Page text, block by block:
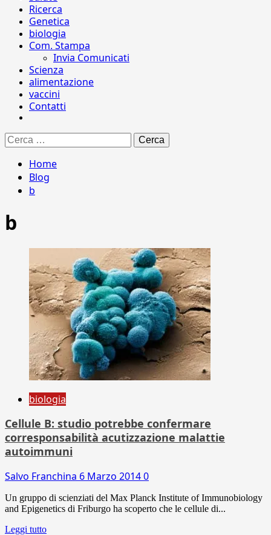
Ricerca
Genetica
biologia
Com. Stampa
Invia Comunicati
Scienza
alimentazione
vaccini
Contatti
Ricerca
per:
Home
Blog
b
b
biologia
Cellule B: studio potrebbe confermare
corresponsabilità acutizzazione malattie
autoimmuni
Salvo Franchina 6 Marzo 20140
Un gruppo di scienziati del Max Planck Institute of Immunobiology
and Epigenetics di Friburgo ha scoperto che le cellule di...
Leggi tutto